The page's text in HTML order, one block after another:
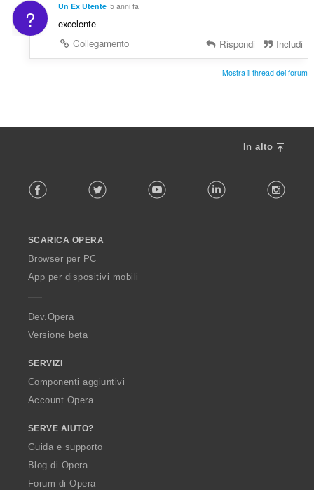
? Un Ex Utente 5 anni fa
excelente
Collegamento
Rispondi Includi
Mostra il thread dei forum
In alto
o
w
O
p
a
Facebook Twitter Youtube LinkedIn
SCARICA OPERA
Browser per PC
App per dispositivi mobili
Dev.Opera
Versione beta
SERVIZI
Componenti aggiuntivi
Account Opera
SERVE AIUTO?
Guida e supporto
Blog di Opera
Forum di Opera